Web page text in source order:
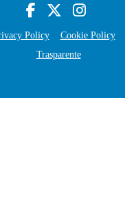
Policy Cookie Policy
Trasparente